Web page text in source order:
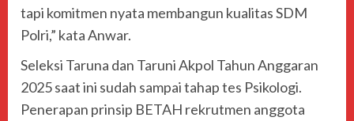
tapi komitmen nyata membangun kualitas SDM
Polri,” kata Anwar.
Seleksi Taruna dan Taruni Akpol Tahun Anggaran
2025 saat ini sudah sampai tahap tes Psikologi.
Penerapan prinsip BETAH rekrutmen anggota